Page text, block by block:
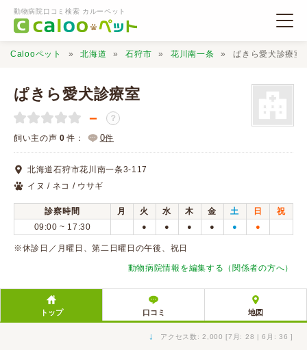
動物病院口コミ検索 カルーペット
動物病院検索
口コミ検索
Calooペットとは？
Calooペット 北海道 石狩市 花川南一条 ぱきら愛犬診療室
ぱきら愛犬診療室
－ ？
飼い主の声 0 件： 0件
北海道石狩市花川南一条3-117
イヌ / ネコ / ウサギ
診察時間 月 火 水 木 金 土 日
祝
09:00 ~ 17:30
● ● ● ● ● ●
※休診日／月曜日、第二日曜日の午後、祝日
動物病院情報を編集する（関係者の方へ）
トップ 口コミ 地図
↓ アクセス数: 2,000 [7月: 28 | 6月: 36 ]